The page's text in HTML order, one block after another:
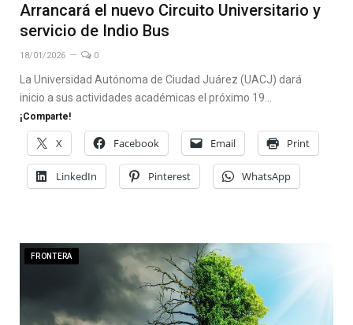
Arrancará el nuevo Circuito Universitario y
servicio de Indio Bus
18/01/2026 0
La Universidad Autónoma de Ciudad Juárez (UACJ) dará
inicio a sus actividades académicas el próximo 19…
¡Comparte!
X Facebook Email Print
LinkedIn Pinterest WhatsApp
FRONTERA